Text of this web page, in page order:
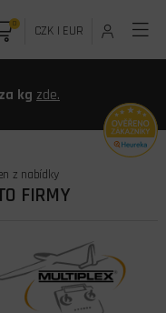
0 CZK| EUR
kg zde.
z nabídky
FIRMY